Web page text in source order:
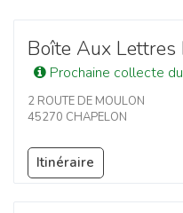
Boîte Aux Lettres
Prochaine collecte
2 ROUTE DE MOULON
45270 CHAPELON
Itinéraire